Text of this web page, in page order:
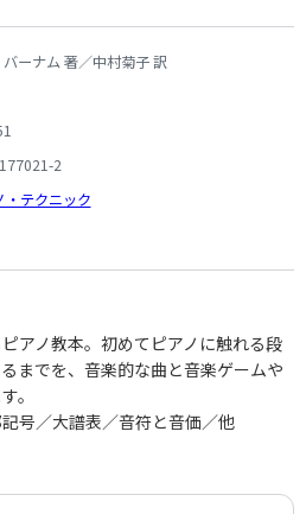
ーナム 著／中村菊子 訳
2
・テクニック
アノ教本。初めてピアノに触れる段
までを、音楽的な曲と音楽ゲームや
。
号／大譜表／音符と音価／他